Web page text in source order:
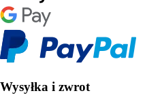
Wysyłka i zwrot